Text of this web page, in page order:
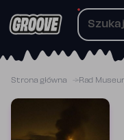
do
Strona główna Rad